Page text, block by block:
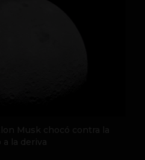
Musk chocó contra la
a la deriva